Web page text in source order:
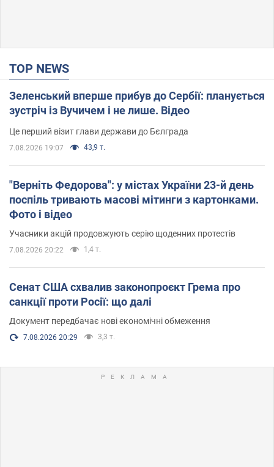
TOP NEWS
Зеленський вперше прибув до Сербії: планується
зустріч із Вучичем і не лише. Відео
Це перший візит глави держави до Бєлграда
7.08.2026 19:07 43,9 т.
"Верніть Федорова": у містах України 23-й день
поспіль тривають масові мітинги з картонками.
Фото і відео
Учасники акцій продовжують серію щоденних протестів
7.08.2026 20:22 1,4 т.
Сенат США схвалив законопроєкт Грема про
санкції проти Росії: що далі
Документ передбачає нові економічні обмеження
7.08.2026 20:29 3,3 т.